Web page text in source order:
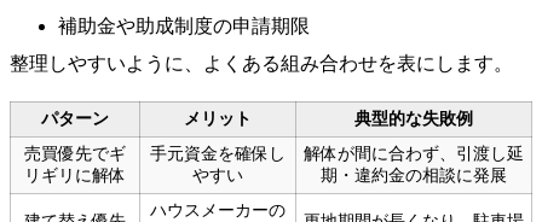
補助金や助成制度の申請期限
整理しやすいように、よくある組み合わせを表にします。
パターン メリット
典型的な失敗例
売買優先でギ
リギリに解体
手元資金を確保し
やすい
解体が間に合わず、引渡し延
期・違約金の相談に発展
ハウスメーカーの